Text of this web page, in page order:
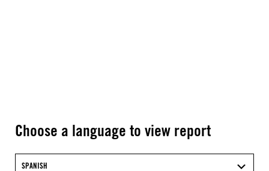
Choose a language to view report
SPANISH